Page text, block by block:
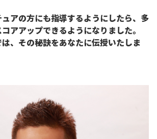
アの方にも指導するようにしたら、多
アアップできるようになりました。
、その秘訣をあなたに伝授いたしま